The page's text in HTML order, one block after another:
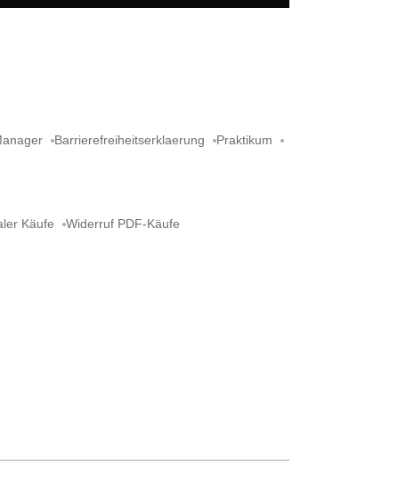
Barrierefreiheitserklaerung
Praktikum
Käufe Widerruf PDF-Käufe